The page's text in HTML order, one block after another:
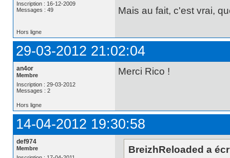
Inscription : 16-12-2009
Messages : 49
Mais au fait, c'est vrai,
Hors ligne
29-03-2012 21:02:04
an4or
Membre
Inscription : 29-03-2012
Messages : 2
Merci Rico !
Hors ligne
14-04-2012 19:30:58
def974
Membre
BreizhReloaded a